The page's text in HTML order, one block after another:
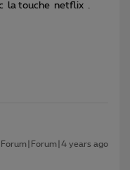
la touche netflix .
Forum|Forum|4 years ago